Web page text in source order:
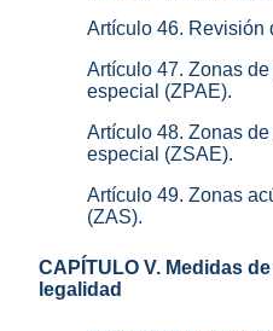
Artículo 46. Revisión
Artículo 47. Zonas
especial (ZPAE).
Artículo 48. Zonas
especial (ZSAE).
Artículo 49. Zonas
(ZAS).
CAPÍTULO V. Medidas
legalidad